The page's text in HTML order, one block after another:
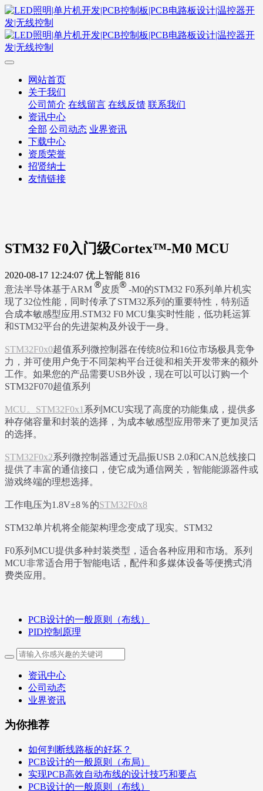
网站首页
关于我们
公司简介 在线留言 在线反馈 联系我们
资讯中心
全部 公司动态 业界资讯
下载中心
资质荣誉
招贤纳士
友情链接
STM32 F0入门级Cortex™-M0 MCU
2020-08-17 12:24:07 优上智能 816
意法半导体基于ARM ®皮质® -M0的STM32 F0系列单片机实
现了32位性能，同时传承了STM32系列的重要特性，特别适
合成本敏感型应用.STM32 F0 MCU集实时性能，低功耗运算
和STM32平台的先进架构及外设于一身。
STM32F0x0超值系列微控制器在传统8位和16位市场极具竞争
力，并可使用户免于不同架构平台迁徙和相关开发带来的额外
工作。如果您的产品需要USB外设，现在可以可以订购一个
STM32F070超值系列
MCU。STM32F0x1 系列MCU实现了高度的功能集成，提供多
种存储容量和封装的选择，为成本敏感型应用带来了更加灵活
的选择。
STM32F0x2系列微控制器通过无晶振USB 2.0和CAN总线接口
提供了丰富的通信接口，使它成为通信网关，智能能源器件或
游戏终端的理想选择。
工作电压为1.8V±8％的STM32F0x8
STM32单片机将全能架构理念变成了现实。STM32
F0系列MCU提供多种封装类型，适合各种应用和市场。 系列
MCU非常适合用于智能电话，配件和多媒体设备等便携式消
费类应用 。
PCB设计的一般原则（布线）
PID控制原理
资讯中心
公司动态
业界资讯
为你推荐
如何判断线路板的好坏？
PCB设计的一般原则（布局）
实现PCB高效自动布线的设计技巧和要点
PCB设计的一般原则（布线）